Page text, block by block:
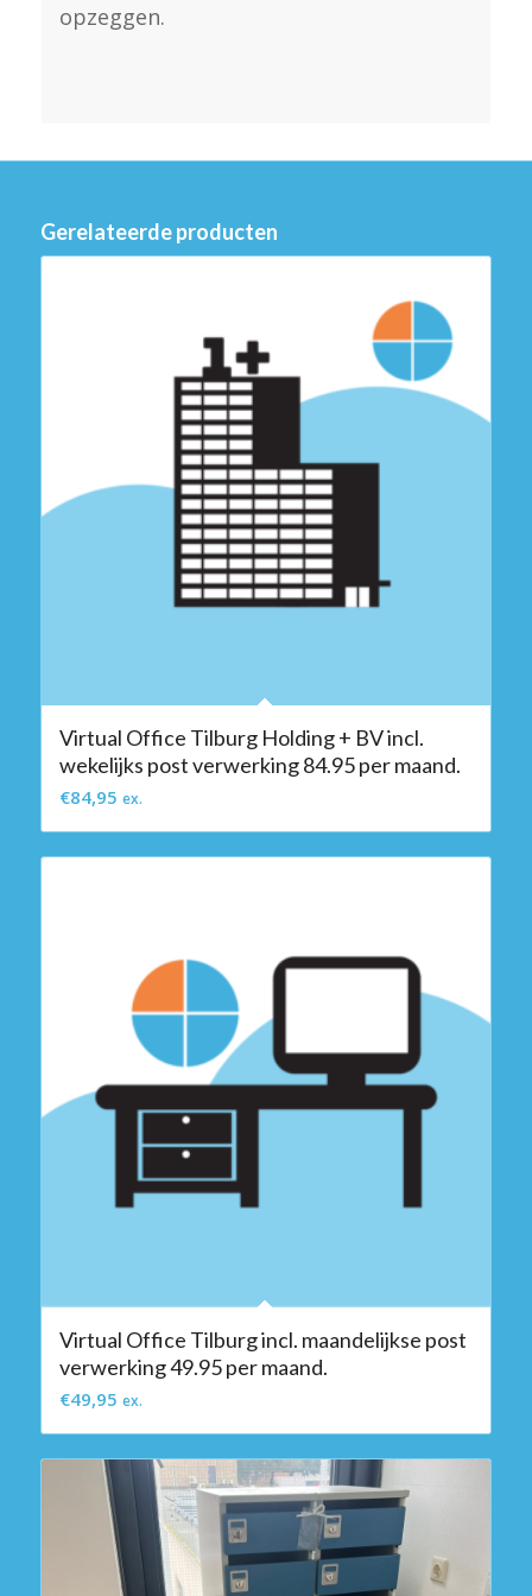
opzeggen.
Gerelateerde producten
Virtual Office Tilburg Holding + BV incl.
wekelijks post verwerking 84.95 per maand.
€84,95 ex.
Virtual Office Tilburg incl. maandelijkse post
verwerking 49.95 per maand.
€49,95 ex.